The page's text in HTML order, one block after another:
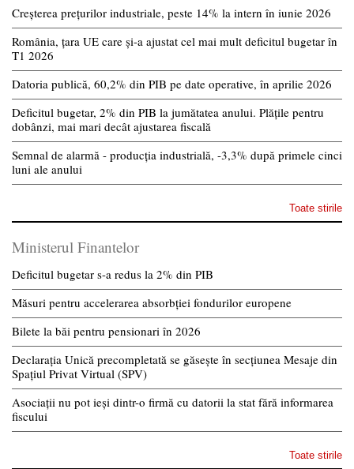
Creșterea prețurilor industriale, peste 14% la intern în iunie 2026
România, țara UE care și-a ajustat cel mai mult deficitul bugetar în
T1 2026
Datoria publică, 60,2% din PIB pe date operative, în aprilie 2026
Deficitul bugetar, 2% din PIB la jumătatea anului. Plățile pentru
dobânzi, mai mari decât ajustarea fiscală
Semnal de alarmă - producția industrială, -3,3% după primele cinci
luni ale anului
Toate stirile
Ministerul Finantelor
Deficitul bugetar s-a redus la 2% din PIB
Măsuri pentru accelerarea absorbției fondurilor europene
Bilete la băi pentru pensionari în 2026
Declarația Unică precompletată se găsește în secțiunea Mesaje din
Spațiul Privat Virtual (SPV)
Asociații nu pot ieși dintr-o firmă cu datorii la stat fără informarea
fiscului
Toate stirile